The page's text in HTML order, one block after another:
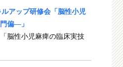
アップ研修会「脳性小児
偏―」
脳性小児麻痺の臨床実技